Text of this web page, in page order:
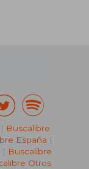
| Buscalibre
España |
| Buscalibre
Otros